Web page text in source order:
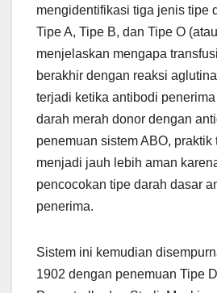
mengidentifikasi tiga jenis tipe
Tipe A, Tipe B, dan Tipe O
menjelaskan mengapa
berakhir dengan reaksi
terjadi ketika antibodi penerima
darah merah donor dengan
penemuan sistem ABO, praktik
menjadi jauh lebih aman
pencocokan tipe darah dasar
penerima.
Sistem ini kemudian
1902 dengan penemuan Tipe